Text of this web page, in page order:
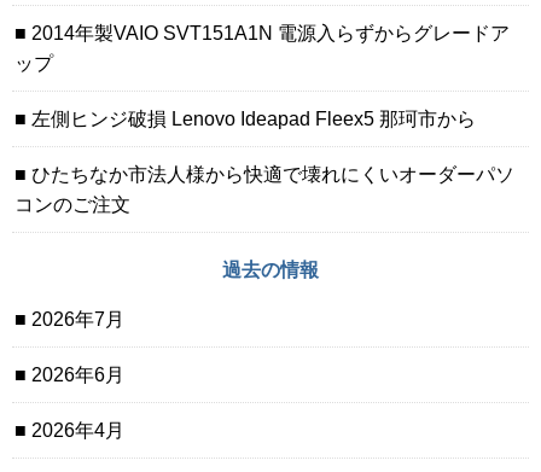
2014年製VAIO SVT151A1N 電源入らずからグレードア
ップ
左側ヒンジ破損 Lenovo Ideapad Fleex5 那珂市から
ひたちなか市法人様から快適で壊れにくいオーダーパソ
コンのご注文
過去の情報
2026年7月
2026年6月
2026年4月